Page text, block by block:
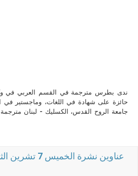
ندى بطرس مترجمة في القسم العربي في
حائزة على شهادة في اللغات، وماجستير في
جامعة الروح القدس، الكسليك - لبنان